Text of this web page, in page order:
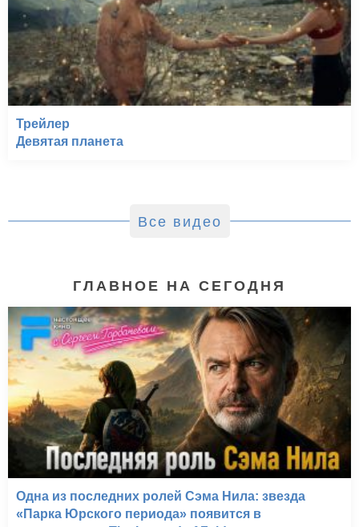
Трейлер
Девятая планета
Все видео
ГЛАВНОЕ НА СЕГОДНЯ
Одна из последних ролей Сэма Нила: звезда
«Парка Юрского периода» появится в